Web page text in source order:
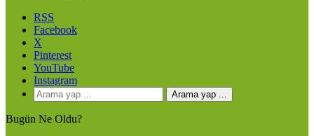
RSS
Facebook
X
Pinterest
YouTube
Instagram
Arama yap ...
Bugün Ne Oldu?